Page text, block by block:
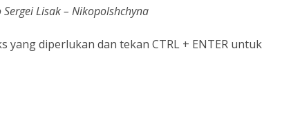
Lisak – Nikopolshchyna
yang diperlukan dan tekan CTRL + ENTER untuk